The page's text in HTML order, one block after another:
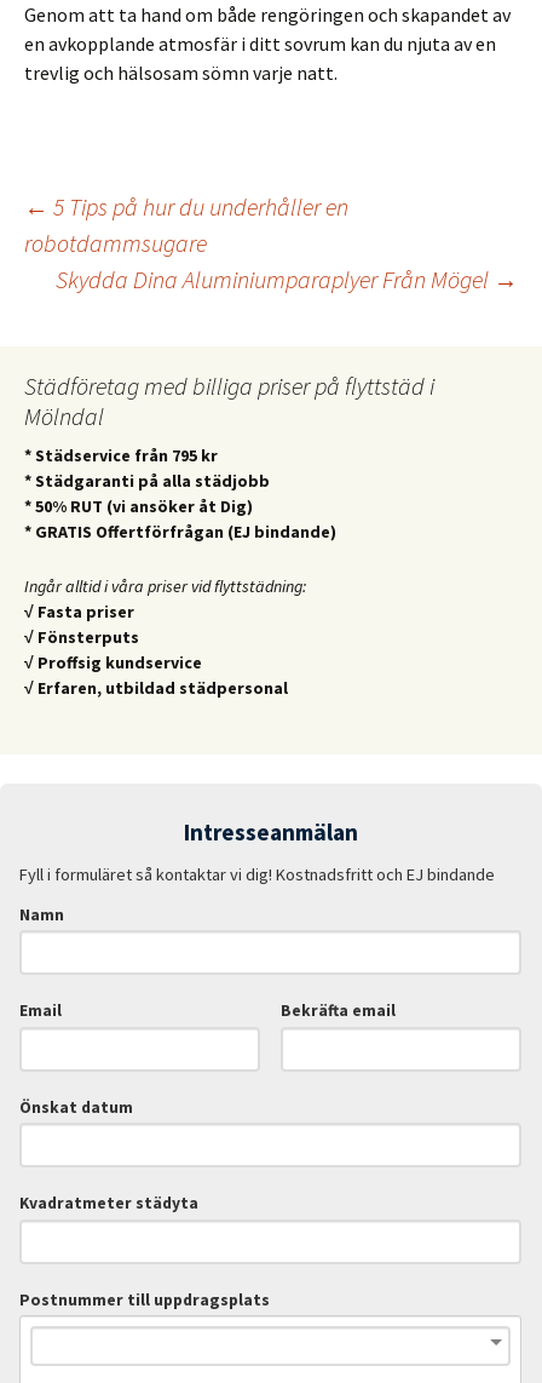
Genom att ta hand om både rengöringen och skapandet av
en avkopplande atmosfär i ditt sovrum kan du njuta av en
trevlig och hälsosam sömn varje natt.
Inläggsnavigering
← 5 Tips på hur du underhåller en
robotdammsugare
Skydda Dina Aluminiumparaplyer Från Mögel →
Städföretag med billiga priser på flyttstäd i
Mölndal
* Städservice från 795 kr
* Städgaranti på alla städjobb
* 50% RUT (vi ansöker åt Dig)
* GRATIS Offertförfrågan (EJ bindande)
Ingår alltid i våra priser vid flyttstädning:
√ Fasta priser
√ Fönsterputs
√ Proffsig kundservice
√ Erfaren, utbildad städpersonal
Intresseanmälan
Fyll i formuläret så kontaktar vi dig! Kostnadsfritt och EJ bindande
Namn
Email Bekräfta email
Önskat datum
Kvadratmeter städyta
Postnummer till uppdragsplats